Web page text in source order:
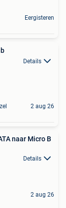
Eergisteren
Details
2 aug 26
naar Micro B
Details
2 aug 26